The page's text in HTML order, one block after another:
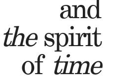
and
thespirit
of time